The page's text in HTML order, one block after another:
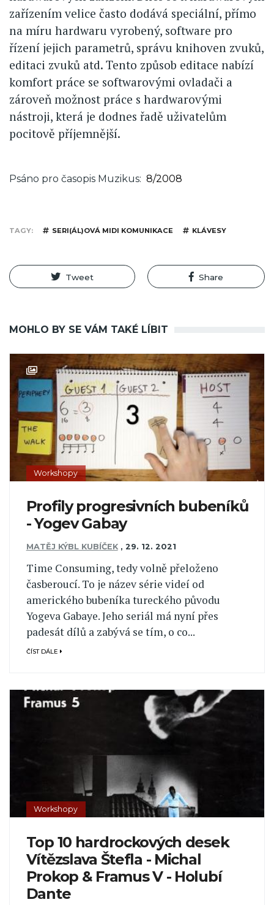
zařízením velice často dodává speciální, přímo
na míru hardwaru vyrobený, software pro
řízení jejich parametrů, správu knihoven zvuků,
editaci zvuků atd. Tento způsob editace nabízí
komfort práce se softwarovými ovladači a
zároveň možnost práce s hardwarovými
nástroji, která je dodnes řadě uživatelům
pocitově příjemnější.
Psáno pro časopis Muzikus 8/2008
TAGY SERI(ÁL)OVÁ MIDI KOMUNIKACE KLÁVESY
Tweet Share
MOHLO BY SE VÁM TAKÉ LÍBIT
Workshopy
Profily progresivních bubeníků
- Yogev Gabay
MATĚJ KÝBL KUBÍČEK , 29. 12. 2021
Time Consuming, tedy volně přeloženo
časberoucí. To je název série videí od
amerického bubeníka tureckého původu
Yogeva Gabaye. Jeho seriál má nyní přes
padesát dílů a zabývá se tím, o co...
ČÍST DÁLE
Workshopy
Top 10 hardrockových desek
Vítězslava Štefla - Michal
Prokop & Framus V - Holubí
Dante